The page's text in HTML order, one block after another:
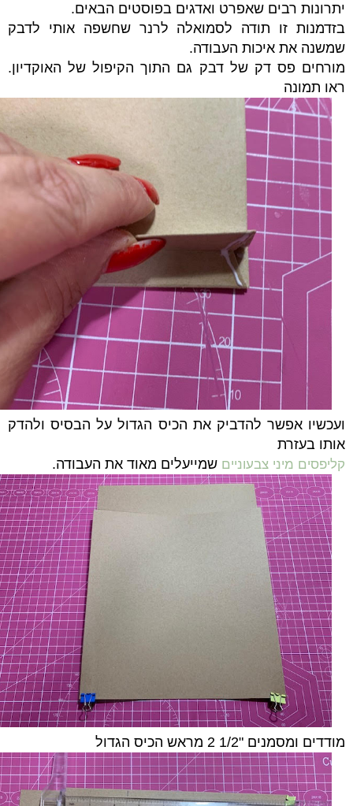
יתרונות רבים שאפרט ואדגים בפוסטים הבאים.
בזדמנות זו תודה לסמואלה לרנר שחשפה אותי לדבק
שמשנה את איכות העבודה.
מורחים פס דק של דבק גם התוך הקיפול של האוקדיון.
ראו תמונה
ועכשיו אפשר להדביק את הכיס הגדול על הבסיס ולהדק
אותו בעזרת
קליפסים מיני צבעוניים שמייעלים מאוד את העבודה.
מודדים ומסמנים "1/2 2 מראש הכיס הגדול